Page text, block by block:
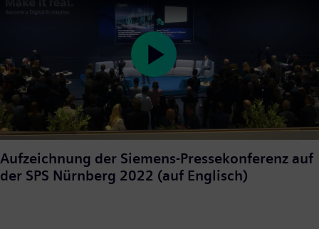
Play
Video
Aufzeichnung der Siemens-Pressekonferenz auf
der SPS Nürnberg 2022 (auf Englisch)